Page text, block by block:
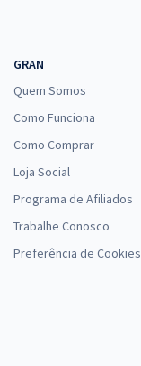
GRAN
Quem Somos
Como Funciona
Como Comprar
Loja Social
Programa de Afiliados
Trabalhe Conosco
Preferência de Cookies